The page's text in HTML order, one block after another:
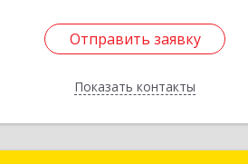
Отправить заявку
Показать контакты
Отправить заявку
Назад